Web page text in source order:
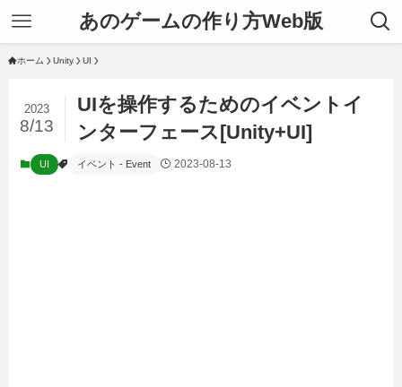
あのゲームの作り方Web版
ホーム Unity UI
UIを操作するためのイベントイ
ンターフェース[Unity+UI]
2023
8/13
UI イベント - Event 2023-08-13